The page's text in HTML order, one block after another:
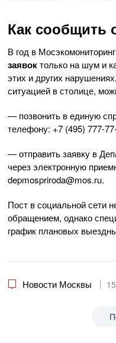
Как сообщить
В год в
заявоктолько на шум и
этих и других
ситуацией в столице,
— позвонить в единую
телефону: +7 (495) 777-
— отправить заявку в
через электронную
depmospriroda@mos.ru.
Пост в социальной сети
обращением, однако
график плановых
Новости Москвы